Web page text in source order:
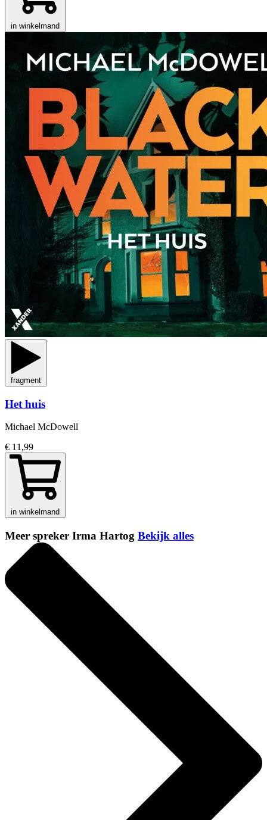
in winkelmand
fragment
Het huis
Michael McDowell
€ 11,99
in winkelmand
Meer spreker Irma Hartog Bekijk alles